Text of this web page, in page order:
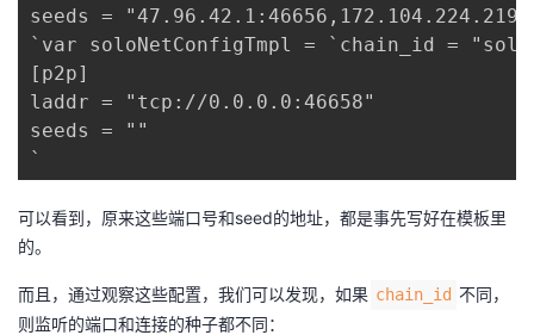
seeds =
`var soloNetConfigTmpl = `chain_id =
[p2p]
laddr = "tcp://0.0.0.0:46658"
seeds = ""
`
可以看到，原来这些端口号和seed的地址，都是事先写好在模板里
的。
而且，通过观察这些配置，我们可以发现，如果 chain_id 不同，
则监听的端口和连接的种子都不同：